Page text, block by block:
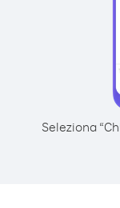
Seleziona